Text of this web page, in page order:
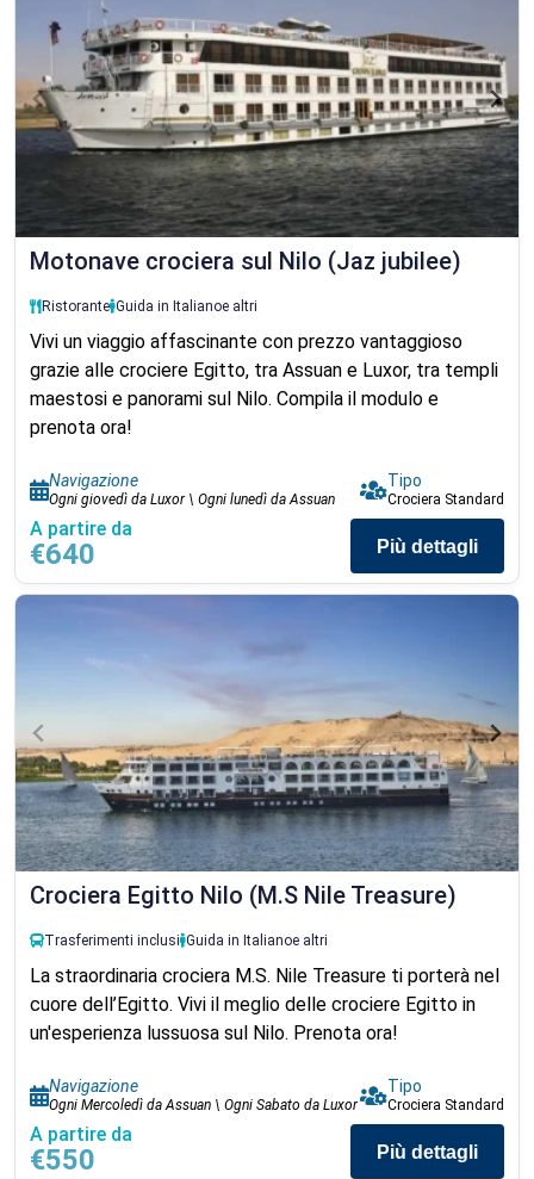
Motonave crociera sul Nilo (Jaz jubilee)
Ristorante Guida in Italianoe altri
Vivi un viaggio affascinante con prezzo vantaggioso
grazie alle crociere Egitto, tra Assuan e Luxor, tra templi
maestosi e panorami sul Nilo. Compila il modulo e
prenota ora!
Navigazione
Ogni giovedì da Luxor \ Ogni lunedì da Assuan
Tipo
Crociera Standard
A partire da
€640 Più dettagli
Crociera Egitto Nilo (M.S Nile Treasure)
Trasferimenti inclusi Guida in Italianoe altri
La straordinaria crociera M.S. Nile Treasure ti porterà nel
cuore dell’Egitto. Vivi il meglio delle crociere Egitto in
un'esperienza lussuosa sul Nilo. Prenota ora!
Navigazione
Ogni Mercoledì da Assuan \ Ogni Sabato da Luxor
Tipo
Crociera Standard
A partire da
€550 Più dettagli